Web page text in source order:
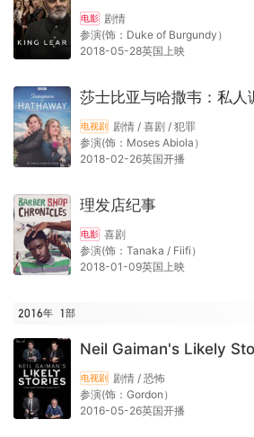
电影 剧情
参演(饰：Duke of Burgundy）
2018-05-28英国上映
莎士比亚与哈撒韦：私人
电视剧 剧情 / 喜剧 / 犯罪
参演(饰：Moses Abiola）
2018-02-26英国开播
理发店纪事
电影 喜剧
参演(饰：Tanaka / Fiifi）
2018-01-09英国上映
2016年 1部
Neil Gaiman's Likely
电视剧 剧情 / 恐怖
参演(饰：Gordon）
2016-05-26英国开播